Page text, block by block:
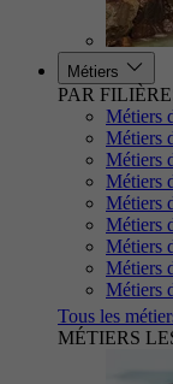
Métiers
PAR
Métiers
Métiers
Métiers
Métiers
Métiers
Métiers
Métiers
Métiers
Métiers
Tous les
MÉTIERS